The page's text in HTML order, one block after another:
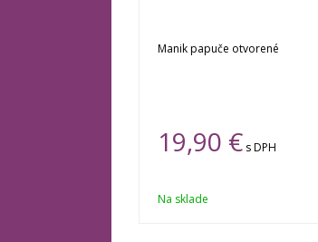
Manik papuče otvorené
19,90 € s DPH
Na sklade